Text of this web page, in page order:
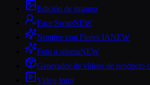
Edición de imagen
Face SwapNEW
Nombre con Flores IANEW
Foto a siluetaNEW
Generador de vídeos de producto
Video Intro